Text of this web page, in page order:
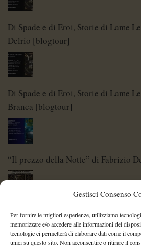
Gestisci Consenso
Per fornire le migliori esperienze, utilizziamo
memorizzare e/o accedere alle informazioni del
tecnologie ci permetterà di elaborare dati come il
unici su questo sito. Non acconsentire o ritirare il
Di Spade e di Eroi, Storie di Lame
Delrio [blogtour]
Di Spade e di Eroi, Storie di Lame
Branca [blogtour]
“Il prezzo della Notte” di Fabrizio
Di Spade e di Eroi – Storie di Lame